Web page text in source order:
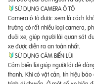
SỬ DỤNG CAMERA Ô TÔ
Camera ô tô được xem là cách
trường có rất nhiều loại camera,
đuôi xe, giúp người lái quan sát
xe được diễn ra an toàn nhất.
SỬ DỤNG CẢM BIẾN LÙI
Cảm biến lùi giúp người lái dễ
thanh. Khi có vật cản, tín hiệu